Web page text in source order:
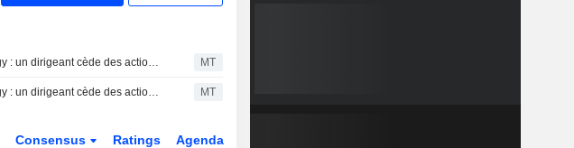
PBF Energy : un dirigeant cède des actions pour plus de 1,7 million de dollars, selon un document de la SEC MT
PBF Energy : un dirigeant cède des actions pour près de 5 millions de dollars, selon un document de la SEC MT
Consensus Ratings Agenda